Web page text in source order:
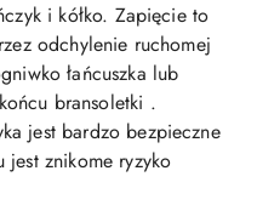
i kółko. Zapięcie to
odchylenie ruchomej
łańcuszka lub
bransoletki .
jest bardzo bezpieczne
znikome ryzyko